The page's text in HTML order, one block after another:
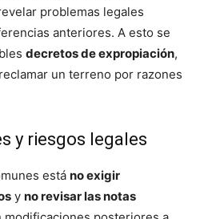
problemas legales
anteriores. A esto se
decretos de expropiación,
un terreno por razones
y riesgos legales
está no exigir
y no revisar las notas